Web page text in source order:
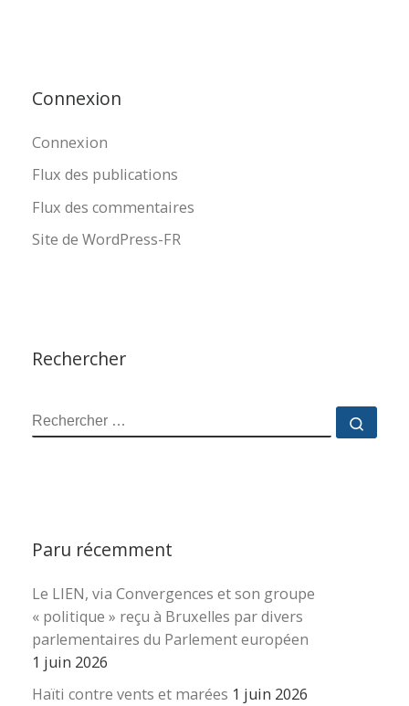
Connexion
Connexion
Flux des publications
Flux des commentaires
Site de WordPress-FR
Rechercher
RECHERCHER
Paru récemment
Le LIEN, via Convergences et son groupe
« politique » reçu à Bruxelles par divers
parlementaires du Parlement européen
1 juin 2026
Haïti contre vents et marées 1 juin 2026